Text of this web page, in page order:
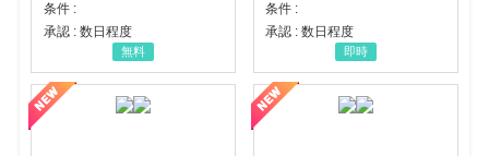
条件 :
承認 : 数日程度
無料
条件 :
承認 : 数日程度
即時